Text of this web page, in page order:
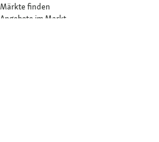
Märkte finden
Angebote im Markt